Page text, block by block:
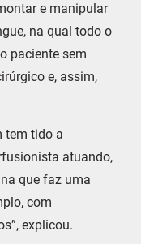
e manipular
na qual todo o
paciente sem
e, assim,
tem tido a
atuando,
que faz uma
com
explicou.